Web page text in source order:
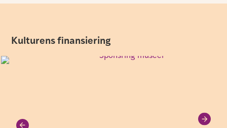
Kulturens finansiering